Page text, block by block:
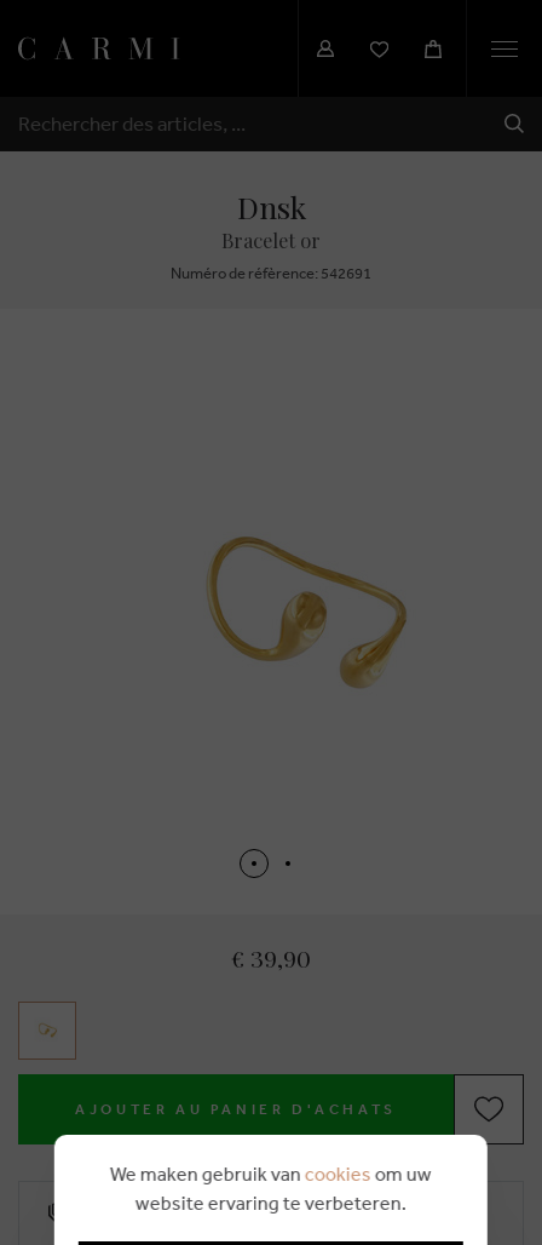
RECHERCHER
Dnsk
Bracelet or
Numéro de réfèrence: 542691
€ 39,90
AJOUTER AU PANIER D'ACHATS
10% remise de fidélité
We maken gebruik van cookies om uw
website ervaring te verbeteren.